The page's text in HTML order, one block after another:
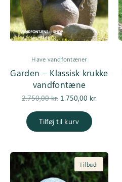
Have vandfontæner
Garden – Klassisk krukke
vandfontæne
2.750,00kr.
Den
pris var:
2.750,00 kr..
1.750,00 kr.
Tilføj til kurv
Tilbud!